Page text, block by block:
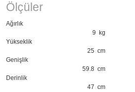
Ölçüler
Ağırlık
9 kg
Yükseklik
25 cm
Genişlik
59.8 cm
Derinlik
47 cm